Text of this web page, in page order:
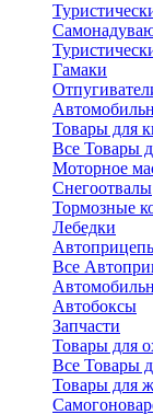
Гамаки
Товары для
Все Товары
Моторное
Снегоотвалы
Тормозные
Лебедки
Все
Автобоксы
Запчасти
Товары для
Все Товары
Товары для